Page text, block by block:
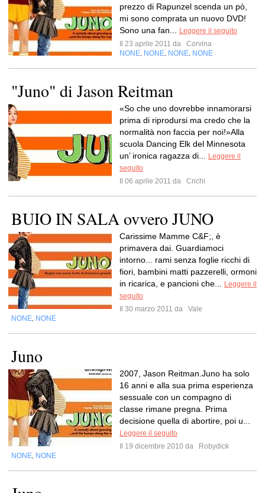
prezzo di Rapunzel scenda un pò,
mi sono comprata un nuovo DVD!
Sono una fan...
Leggere il seguito
Il 23 aprile 2011 da
Corvina
NONE NONE NONE NONE
"Juno" di Jason Reitman
«So che uno dovrebbe innamorarsi
prima di riprodursi ma credo che la
normalità non faccia per noi!»Alla
scuola Dancing Elk del Minnesota
un’ ironica ragazza di...
Leggere il
seguito
Il 06 aprile 2011 da
Crichi
BUIO IN SALA ovvero JUNO
Carissime Mamme C&F;, è
primavera dai. Guardiamoci
intorno... rami senza foglie ricchi di
fiori, bambini matti pazzerelli, ormoni
in ricarica, e pancioni che...
Leggere il
seguito
Il 30 marzo 2011 da
Vale
NONE NONE
Juno
2007, Jason Reitman.Juno ha solo
16 anni e alla sua prima esperienza
sessuale con un compagno di
classe rimane pregna. Prima
decisione quella di abortire, poi u...
Leggere il seguito
Il 19 dicembre 2010 da
Robydick
NONE NONE